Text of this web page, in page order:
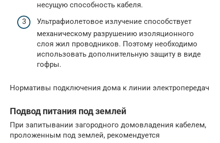
несущую способность кабеля.
Ультрафиолетовое излучение способствует
механическому разрушению изоляционного
слоя жил проводников. Поэтому необходимо
использовать дополнительную защиту в виде
гофры.
Нормативы подключения дома к линии электропередач
Подвод питания под землей
При запитывании загородного домовладения кабелем,
проложенным под землей, рекомендуется